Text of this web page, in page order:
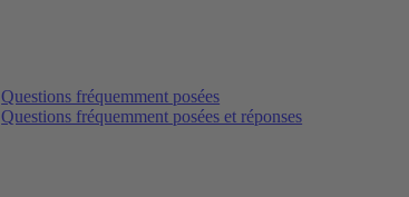
Questions fréquemment posées
Questions fréquemment posées et réponses